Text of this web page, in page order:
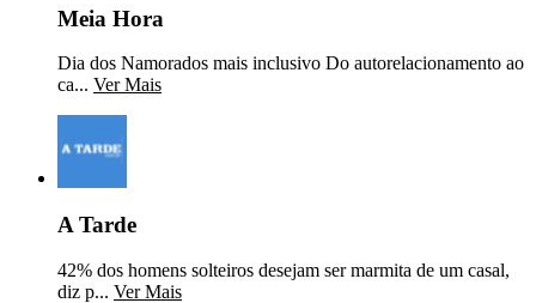
Meia Hora
Dia dos Namorados mais inclusivo Do autorelacionamento ao
ca... Ver Mais
A Tarde
42% dos homens solteiros desejam ser marmita de um casal,
diz p... Ver Mais